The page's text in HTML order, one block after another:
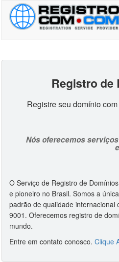
Registro de
Registre seu domínio
Nós oferecemos
O Serviço de Registro de
e pioneiro no Brasil. Somos a
padrão de qualidade internacional
9001. Oferecemos registro de
mundo.
Entre em contato conosco. Clique